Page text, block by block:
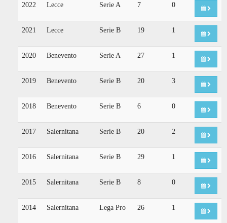
2022 Lecce Serie A 7 0
2021 Lecce Serie B 19 1
2020 Benevento Serie A 27 1
2019 Benevento Serie B 20 3
2018 Benevento Serie B 6 0
2017 Salernitana Serie B 20 2
2016 Salernitana Serie B 29 1
2015 Salernitana Serie B 8 0
2014 Salernitana Lega Pro 26 1